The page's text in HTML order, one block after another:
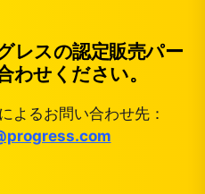
レスの認定販売パー
わせください。
よるお問い合わせ先：